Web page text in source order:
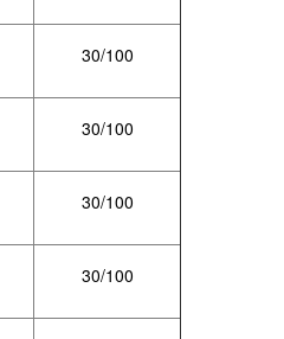
30/100
30/100
30/100
30/100